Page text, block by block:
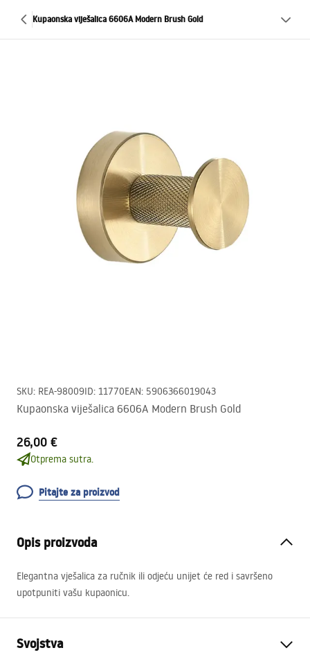
Kupaonska viješalica 6606A Modern Brush Gold
SKU: REA-98009ID: 11770EAN: 5906366019043
Kupaonska viješalica 6606A Modern Brush Gold
26,00 €
Otprema sutra.
Pitajte za proizvod
Opis proizvoda
Elegantna vješalica za ručnik ili odjeću unijet će red i savršeno
upotpuniti vašu kupaonicu.
Svojstva